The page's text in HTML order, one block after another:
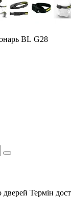
BL G28
дверей Термін